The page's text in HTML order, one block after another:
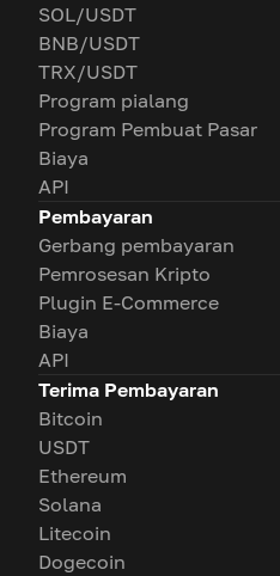
SOL/USDT
BNB/USDT
TRX/USDT
Program pialang
Program Pembuat Pasar
Biaya
API
Pembayaran
Gerbang pembayaran
Pemrosesan Kripto
Plugin E-Commerce
Biaya
API
Terima Pembayaran
Bitcoin
USDT
Ethereum
Solana
Litecoin
Dogecoin